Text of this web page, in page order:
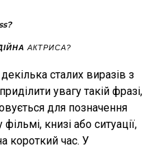
АКТРИСА?
сталих виразів з
увагу такій фразі,
для позначення
книзі або ситуації,
короткий час. У